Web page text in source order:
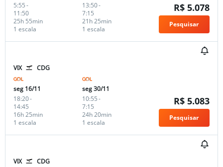
5:55-
11:50
1 escala
25h 55min
13:50-
7:15
1 escala
21h 25min
R$ 5.078
Pesquisar
VIX CDG
seg 16/11
18:20-
14:45
1 escala
16h 25min
seg 30/11
10:55-
7:15
1 escala
24h 20min
R$ 5.083
Pesquisar
VIX CDG